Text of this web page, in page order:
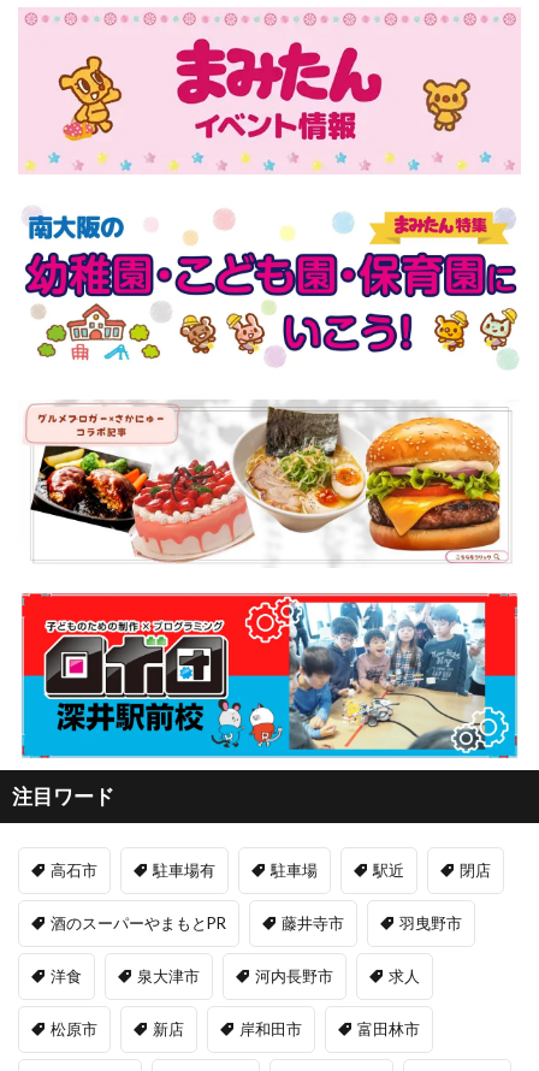
注目ワード
高石市 駐車場有 駐車場 駅近 閉店
酒のスーパーやまもとPR 藤井寺市 羽曳野市
洋食 泉大津市 河内長野市 求人
松原市 新店 岸和田市 富田林市